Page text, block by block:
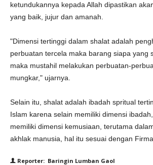
ketundukannya kepada Allah dipastikan
yang baik, jujur dan amanah.
"Dimensi tertinggi dalam shalat adalah
perbuatan tercela maka barang siapa yang
maka mustahil melakukan perbuatan-
mungkar," ujarnya.
Selain itu, shalat adalah ibadah spritual
Islam karena selain memiliki dimensi
memiliki dimensi kemusiaan, terutama
akhlak manusia, hal itu sesuai dengan
Reporter: Baringin Lumban Gaol